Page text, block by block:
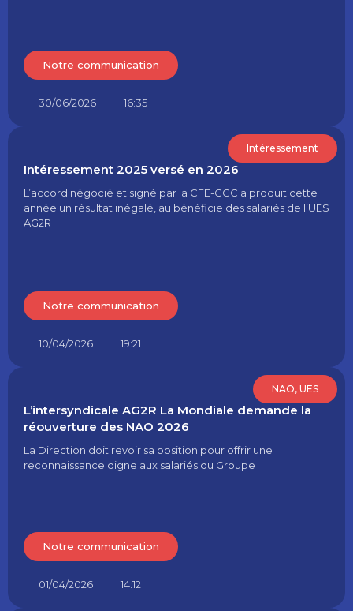
Notre communication
30/06/2026 16:35
Intéressement
Intéressement 2025 versé en 2026
L’accord négocié et signé par la CFE-CGC a produit cette
année un résultat inégalé, au bénéficie des salariés de l’UES
AG2R
Notre communication
10/04/2026 19:21
NAO, UES
L’intersyndicale AG2R La Mondiale demande la
réouverture des NAO 2026
La Direction doit revoir sa position pour offrir une
reconnaissance digne aux salariés du Groupe
Notre communication
01/04/2026 14:12